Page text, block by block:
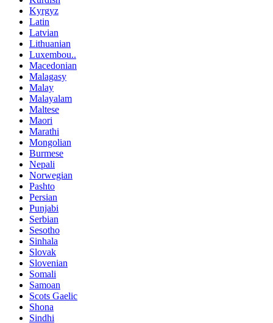
Kyrgyz
Latin
Latvian
Lithuanian
Luxembou..
Macedonian
Malagasy
Malay
Malayalam
Maltese
Maori
Marathi
Mongolian
Burmese
Nepali
Norwegian
Pashto
Persian
Punjabi
Serbian
Sesotho
Sinhala
Slovak
Slovenian
Somali
Samoan
Scots Gaelic
Shona
Sindhi